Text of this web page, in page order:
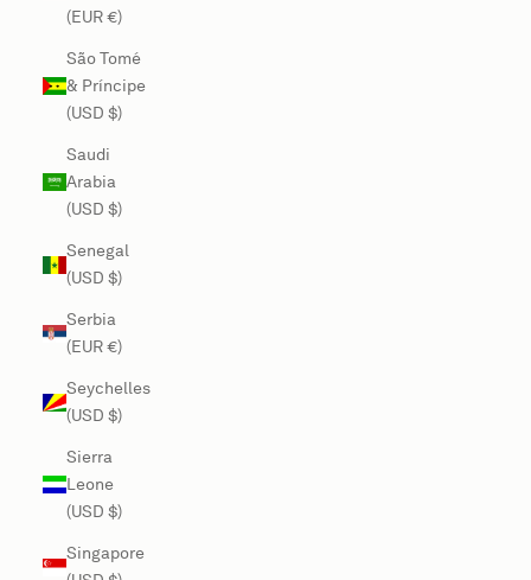
(EUR €)
São Tomé
& Príncipe
(USD $)
Saudi
Arabia
(USD $)
Senegal
(USD $)
Serbia
(EUR €)
Seychelles
(USD $)
Sierra
Leone
(USD $)
Singapore